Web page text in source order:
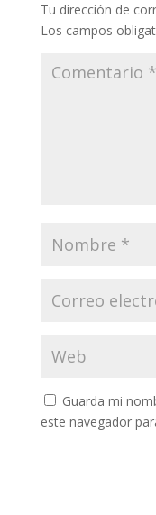
Tu dirección de
Los campos
Guarda mi
este navegador